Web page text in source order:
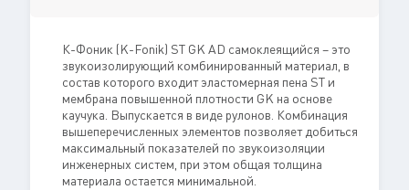
К-Фоник (K-Fonik) ST GK AD самоклеящийся – это
звукоизолирующий комбинированный материал, в
состав которого входит эластомерная пена ST и
мембрана повышенной плотности GK на основе
каучука. Выпускается в виде рулонов. Комбинация
вышеперечисленных элементов позволяет добиться
максимальный показателей по звукоизоляции
инженерных систем, при этом общая толщина
материала остается минимальной.